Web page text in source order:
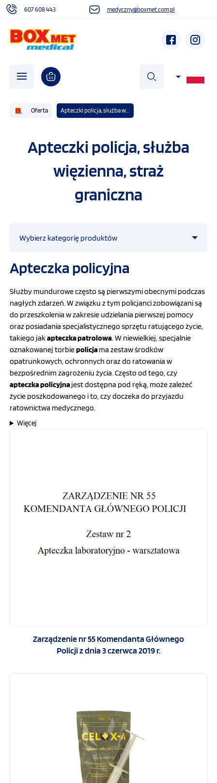
szukaj
607 608 443 medyczny@boxmet.com.pl
O NAS
AKTUALNOŚCI
DZIAŁALNOŚĆ SPOŁECZNA
OFERTA
SZKOLENIA
PROGRAMY UNIJNE
FILMY
KONTAKT
SKLEP
INTERNETOWY
Oferta Apteczki policja, służba więzienna, straż graniczna
Apteczki policja, służba
więzienna, straż
graniczna
Wybierz kategorię produktów
Straż pożarna
Ratownictwo medyczne
Przemysł
COVID-19
Obrona cywilna i ochrona ludności
Zarządzenie nr 55 Komendanta Głównego Policji
z dnia 3 czerwca 2019 r.
Drobny sprzęt medyczny
Apteczka policyjna
Służby mundurowe często są pierwszymi obecnymi podczas
nagłych zdarzeń. W związku z tym policjanci zobowiązani są
do przeszkolenia w zakresie udzielania pierwszej pomocy
oraz posiadania specjalistycznego sprzętu ratującego życie,
takiego jakapteczka patrolowa. W niewielkiej, specjalnie
oznakowanej torbiepolicjama zestaw środków
opatrunkowych, ochronnych oraz do ratowania w
bezpośrednim zagrożeniu życia. Często od tego, czy
apteczka policyjnajest dostępna pod ręką, może zależeć
życie poszkodowanego i to, czy doczeka do przyjazdu
ratownictwa medycznego.
Więcej
Zarządzenie nr 55 Komendanta Głównego
Policji z dnia 3 czerwca 2019 r.